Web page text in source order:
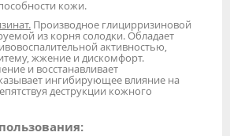
кожи.
Производное глицирризиновой
из корня солодки. Обладает
активностью,
жжение и дискомфорт.
и восстанавливает
ингибирующее влияние на
деструкции кожного